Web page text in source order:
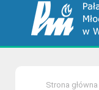
Strona główna